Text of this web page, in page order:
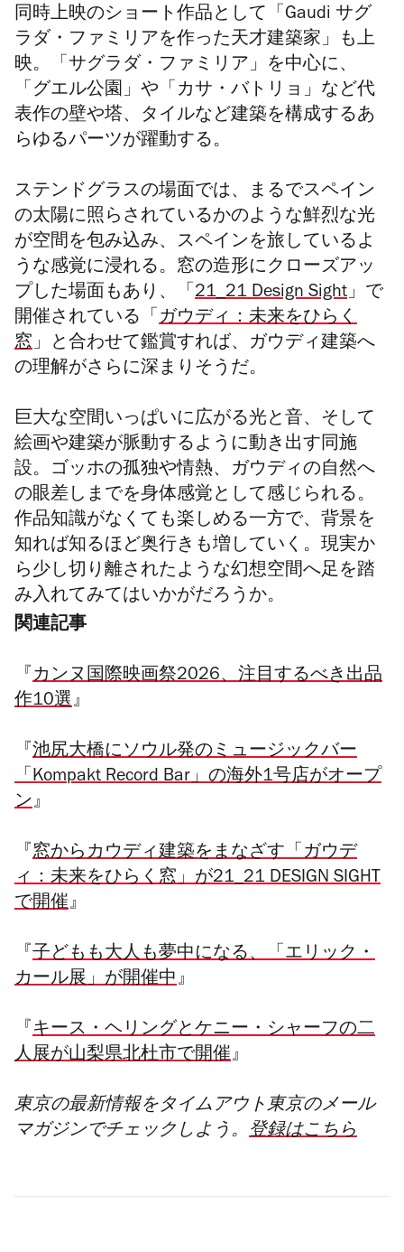
同時上映のショート作品として「Gaudi サグ
ラダ・ファミリアを作った天才建築家」も上
映。
「サグラダ・ファミリア」を中心に、
「グエル公園」や「 カサ・バトリョ」など代
表作の壁や塔、タイルなど建築を構成するあ
らゆるパーツが躍動する。
ステンドグラスの場面では、まるでスペイン
の太陽に照らされているかのような鮮烈な光
が空間を包み込み、スペインを旅しているよ
うな感覚に浸れる。 窓の造形にクローズアッ
プした場面もあり、「 21_21 Design Sight」で
開催されている「 ガウディ：未来をひらく
窓」と合わせて鑑賞すれば、ガウディ建築へ
の理解がさらに深まりそうだ。
巨大な空間いっぱいに広がる光と音、そして
絵画や建築が脈動するように動き出す同施
設。ゴッホの孤独や情熱、ガウディの自然へ
の眼差しまでを身体感覚として感じられる。
作品知識がなくても楽しめる一方で、背景を
知れば知るほど奥行きも増していく。現実か
ら少し切り離されたような幻想空間へ足を踏
み入れてみてはいかがだろうか。
関連記事
『 カンヌ国際映画祭2026、注目するべき出品
作10選』
『 池尻大橋にソウル発のミュージックバー
「Kompakt Record Bar」の海外1号店がオープ
ン』
『 窓からカウディ建築をまなざす「ガウデ
ィ：未来をひらく窓」が21_21 DESIGN SIGHT
で開催』
『 子どもも大人も夢中になる、「エリック・
カール展」が開催中』
『 キース・ヘリングとケニー・シャーフの二
人展が山梨県北杜市で開催』
東京の最新情報をタイムアウト東京のメール
マガジンでチェックしよう。 登録はこちら